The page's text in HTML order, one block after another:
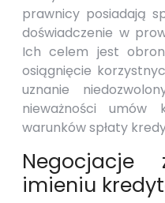
prawnicy posiadają
doświadczenie w
Ich celem jest
osiągnięcie
uznanie
nieważności umów
warunków spłaty
imieniu